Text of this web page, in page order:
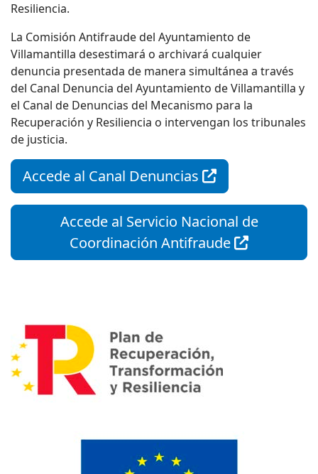
Resiliencia.
La Comisión Antifraude del Ayuntamiento de
Villamantilla desestimará o archivará cualquier
denuncia presentada de manera simultánea a través
del Canal Denuncia del Ayuntamiento de Villamantilla y
el Canal de Denuncias del Mecanismo para la
Recuperación y Resiliencia o intervengan los tribunales
de justicia.
Accede al Canal Denuncias
Accede al Servicio Nacional de
Coordinación Antifraude